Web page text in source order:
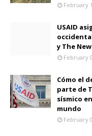
February
USAID
y The
February
Cómo el
parte de
sísmico
mundo
February